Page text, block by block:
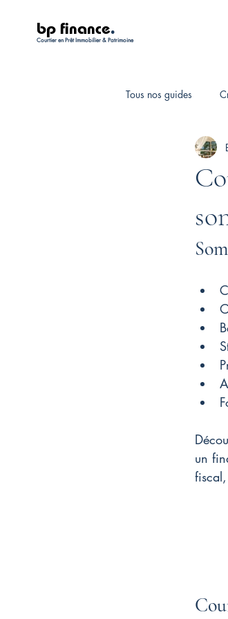
bp finance.
Courtier en Prêt Immobilier & Patrimoine
Tous nos guides
Fiscalité
un